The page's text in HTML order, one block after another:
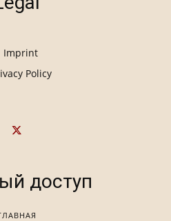
Imprint
Policy
доступ